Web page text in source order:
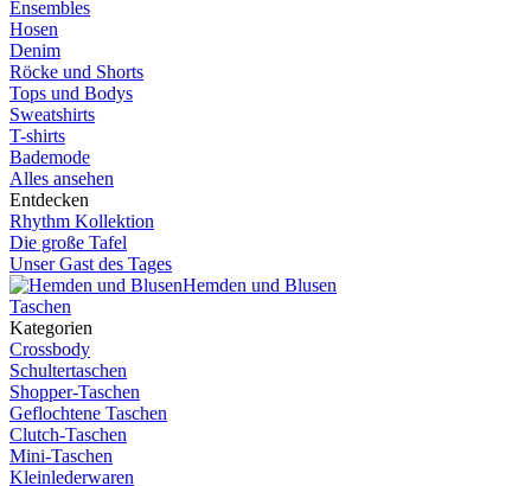
Ensembles
Hosen
Denim
Röcke und Shorts
Tops und Bodys
Sweatshirts
T-shirts
Bademode
Alles ansehen
Entdecken
Rhythm Kollektion
Die große Tafel
Unser Gast des Tages
Hemden und Blusen
Taschen
Kategorien
Crossbody
Schultertaschen
Shopper-Taschen
Geflochtene Taschen
Clutch-Taschen
Mini-Taschen
Kleinlederwaren